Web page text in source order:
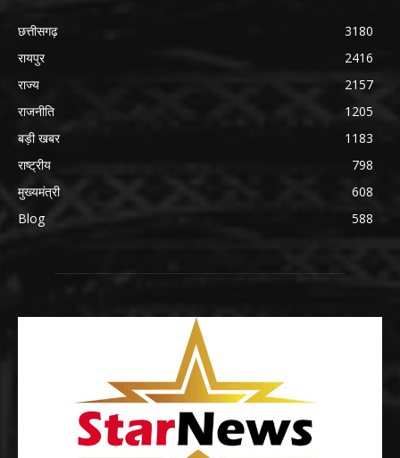
छत्तीसगढ़
3180
रायपुर
2416
राज्य
2157
राजनीति
1205
बड़ी खबर
1183
राष्ट्रीय
798
मुख्यमंत्री
608
Blog
588